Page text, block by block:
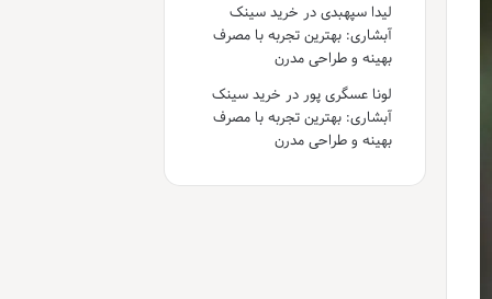
لیدا سپهبدیدر خرید سینک
آبشاری: بهترین تجربه با مصرف
بهینه و طراحی مدرن
لونا عسگری پور در خرید سینک
آبشاری: بهترین تجربه با مصرف
بهینه و طراحی مدرن